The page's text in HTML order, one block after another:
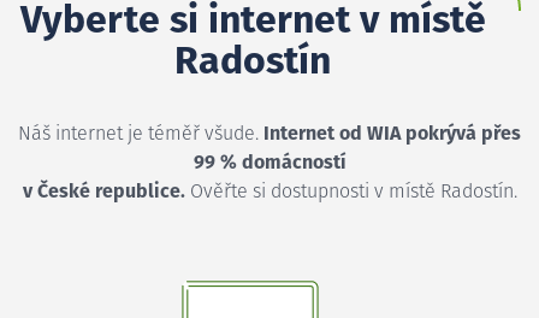
Vyberte si internet v místě
Radostín
Náš internet je téměř všude. Internet od WIA pokrývá přes
99 % domácností
v České republice.Ověřte si dostupnosti v místě Radostín.